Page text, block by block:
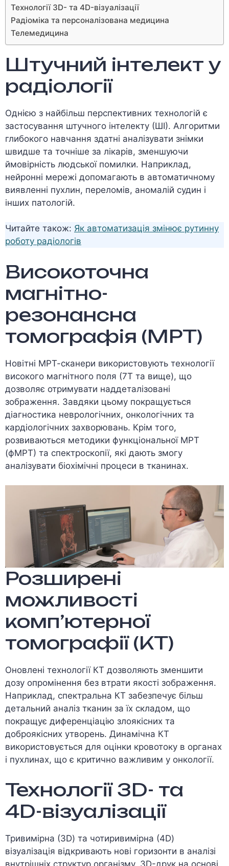
Технології 3D- та 4D-візуалізації
Радіоміка та персоналізована медицина
Телемедицина
Штучний інтелект у
радіології
Однією з найбільш перспективних технологій є
застосування штучного інтелекту (ШІ). Алгоритми
глибокого навчання здатні аналізувати знімки
швидше та точніше за лікарів, зменшуючи
ймовірність людської помилки. Наприклад,
нейронні мережі допомагають в автоматичному
виявленні пухлин, переломів, аномалій судин і
інших патологій.
Читайте також: Як автоматизація змінює рутинну
роботу радіологів
Високоточна
магнітно-
резонансна
томографія (МРТ)
Новітні МРТ-сканери використовують технології
високого магнітного поля (7Т та вище), що
дозволяє отримувати наддеталізовані
зображення. Завдяки цьому покращується
діагностика неврологічних, онкологічних та
кардіологічних захворювань. Крім того,
розвиваються методики функціональної МРТ
(фМРТ) та спектроскопії, які дають змогу
аналізувати біохімічні процеси в тканинах.
Розширені
можливості
комп’ютерної
томографії (КТ)
Оновлені технології КТ дозволяють зменшити
дозу опромінення без втрати якості зображення.
Наприклад, спектральна КТ забезпечує більш
детальний аналіз тканин за їх складом, що
покращує диференціацію злоякісних та
доброякісних утворень. Динамічна КТ
використовується для оцінки кровотоку в органах
і пухлинах, що є критично важливим у онкології.
Технології 3D- та
4D-візуалізації
Тривимірна (3D) та чотиривимірна (4D)
візуалізація відкривають нові горизонти в аналізі
внутрішніх структур організму. 3D-друк на основі